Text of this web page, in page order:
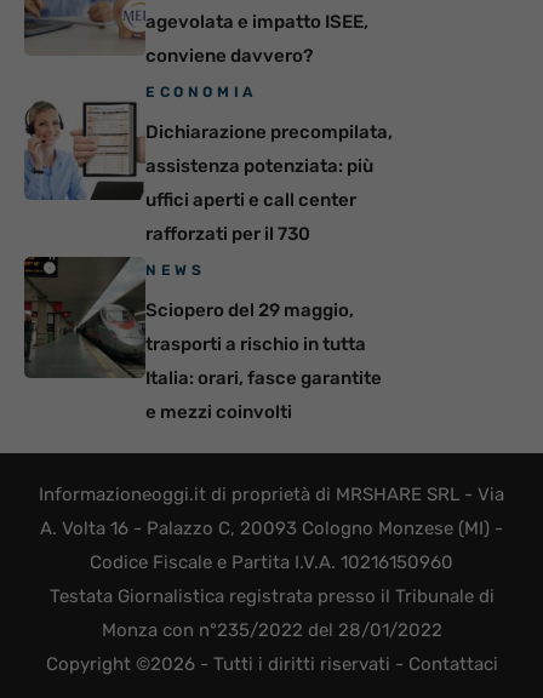
agevolata e impatto ISEE,
conviene davvero?
ECONOMIA
Dichiarazione precompilata,
assistenza potenziata: più
uffici aperti e call center
rafforzati per il 730
NEWS
Sciopero del 29 maggio,
trasporti a rischio in tutta
Italia: orari, fasce garantite
e mezzi coinvolti
Informazioneoggi.it di proprietà di MRSHARE SRL - Via
A. Volta 16 - Palazzo C, 20093 Cologno Monzese (MI) -
Codice Fiscale e Partita I.V.A. 10216150960
Testata Giornalistica registrata presso il Tribunale di
Monza con n°235/2022 del 28/01/2022
Copyright ©2026 - Tutti i diritti riservati - Contattaci